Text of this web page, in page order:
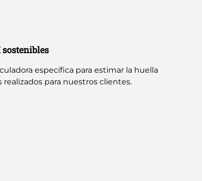
específica para estimar la huella
para nuestros clientes.